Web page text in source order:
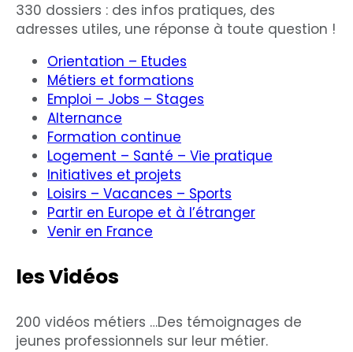
330 dossiers : des infos pratiques, des
adresses utiles, une réponse à toute question !
Orientation – Etudes
Métiers et formations
Emploi – Jobs – Stages
Alternance
Formation continue
Logement – Santé – Vie pratique
Initiatives et projets
Loisirs – Vacances – Sports
Partir en Europe et à l’étranger
Venir en France
les Vidéos
200 vidéos métiers …Des témoignages de
jeunes professionnels sur leur métier.